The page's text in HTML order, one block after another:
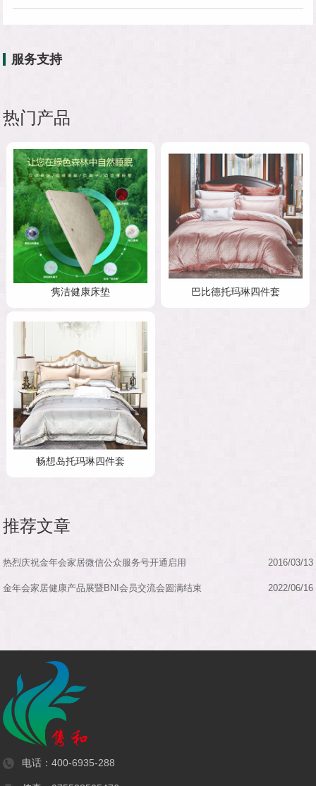
服务支持
热门产品
隽洁健康床垫 巴比德托玛琳四件套
畅想岛托玛琳四件套
推荐文章
热烈庆祝金年会家居微信公众服务号开通启用 2016/03/13
金年会家居健康产品展暨BNI会员交流会圆满结束 2022/06/16
电话：400-6935-288